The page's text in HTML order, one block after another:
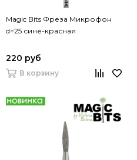
Magic Bits Фреза Микрофон
d=25 сине-красная
220 руб
В корзину